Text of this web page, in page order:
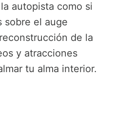
autopista como si
sobre el auge
de la
y atracciones
tu alma interior.